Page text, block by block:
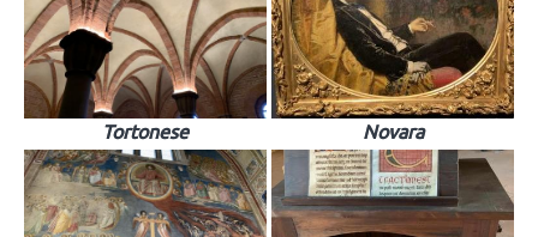
Tortonese Novara